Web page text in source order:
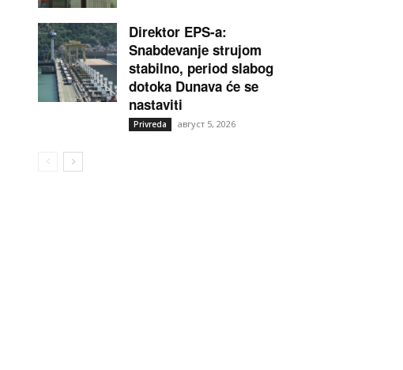
Direktor EPS-a:
Snabdevanje strujom
stabilno, period slabog
dotoka Dunava će se
nastaviti
Privreda август 5, 2026